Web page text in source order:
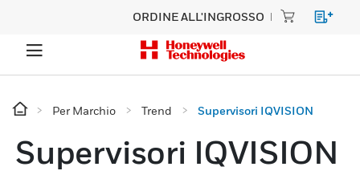
ORDINE ALL'INGROSSO
Per Marchio Trend Supervisori IQVISION
Supervisori IQVISION